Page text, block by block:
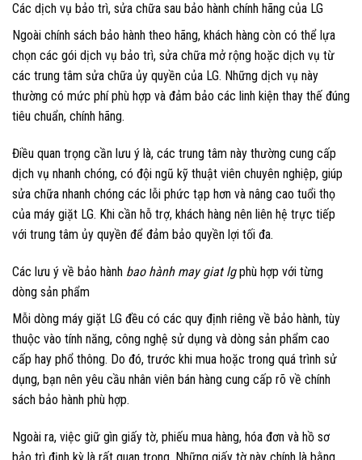
Các dịch vụ bảo trì, sửa chữa sau bảo hành chính hãng của LG
Ngoài chính sách bảo hành theo hãng, khách hàng còn có thể lựa
chọn các gói dịch vụ bảo trì, sửa chữa mở rộng hoặc dịch vụ từ
các trung tâm sửa chữa ủy quyền của LG. Những dịch vụ này
thường có mức phí phù hợp và đảm bảo các linh kiện thay thế đúng
tiêu chuẩn, chính hãng.
Điều quan trọng cần lưu ý là, các trung tâm này thường cung cấp
dịch vụ nhanh chóng, có đội ngũ kỹ thuật viên chuyên nghiệp, giúp
sửa chữa nhanh chóng các lỗi phức tạp hơn và nâng cao tuổi thọ
của máy giặt LG. Khi cần hỗ trợ, khách hàng nên liên hệ trực tiếp
với trung tâm ủy quyền để đảm bảo quyền lợi tối đa.
Các lưu ý về bảo hành bao hành may giat lgphù hợp với từng
dòng sản phẩm
Mỗi dòng máy giặt LG đều có các quy định riêng về bảo hành, tùy
thuộc vào tính năng, công nghệ sử dụng và dòng sản phẩm cao
cấp hay phổ thông. Do đó, trước khi mua hoặc trong quá trình sử
dụng, bạn nên yêu cầu nhân viên bán hàng cung cấp rõ về chính
sách bảo hành phù hợp.
Ngoài ra, việc giữ gìn giấy tờ, phiếu mua hàng, hóa đơn và hồ sơ